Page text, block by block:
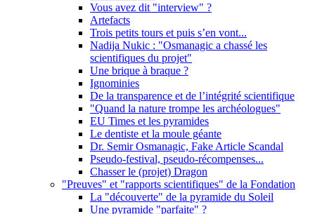
Vous avez dit "interview" ?
Artefacts
Trois petits tours et puis s’en vont...
Nadija Nukic : "Osmanagic a chassé les
scientifiques du projet"
Une brique à braque ?
Ignominies
De la transparence et de l’intégrité scientifique
"Quand la nature trompe les archéologues"
EU Times et les pyramides
Le dentiste et la moule géante
Dr. Semir Osmanagic, Fake Article Scandal
Pseudo-festival, pseudo-récompenses...
Chasser le (projet) Dragon
"Preuves" et "rapports scientifiques" de la Fondation
La "découverte" de la pyramide du Soleil
Une pyramide "parfaite" ?